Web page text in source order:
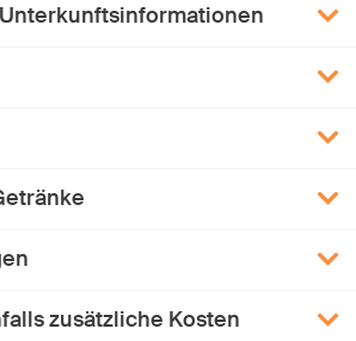
zusätzliche Kosten